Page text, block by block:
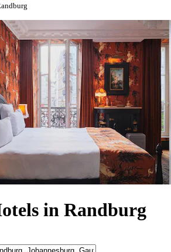
in Randburg